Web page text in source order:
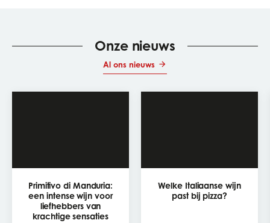
Onze nieuws
Al ons nieuws
Primitivo di Manduria:
een intense wijn voor
liefhebbers van
krachtige sensaties
Welke Italiaanse wijn
past bij pizza?